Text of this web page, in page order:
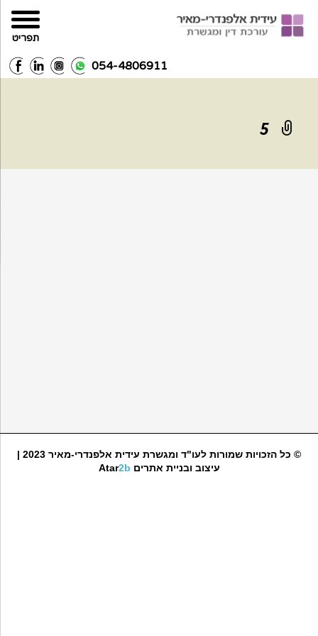
054-4806911
5
© כל הזכויות שמורות לעו"ד ומגשרת עידית אלפנדרי-מאיר 2023 |
עיצוב ובניית אתרים
Atar2b
תפריט